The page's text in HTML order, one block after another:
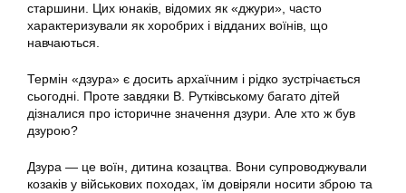
старшини. Цих юнаків, відомих як «джури», часто
характеризували як хоробрих і відданих воїнів, що
навчаються.
Термін «дзура» є досить архаїчним і рідко зустрічається
сьогодні. Проте завдяки В. Рутківському багато дітей
дізналися про історичне значення дзури. Але хто ж був
дзурою?
Дзура — це воїн, дитина козацтва. Вони супроводжували
козаків у військових походах, їм довіряли носити зброю та